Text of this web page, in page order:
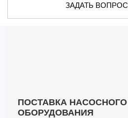
ЗАДАТЬ ВОПРОС
ПОСТАВКА НАСОСНОГО
ОБОРУДОВАНИЯ